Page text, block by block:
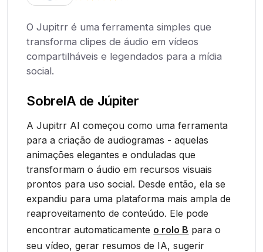
O Jupitrr é uma ferramenta simples que
transforma clipes de áudio em vídeos
compartilháveis e legendados para a mídia
social.
SobreIA de Júpiter
A Jupitrr AI começou como uma ferramenta
para a criação de audiogramas - aquelas
animações elegantes e onduladas que
transformam o áudio em recursos visuais
prontos para uso social. Desde então, ela se
expandiu para uma plataforma mais ampla de
reaproveitamento de conteúdo. Ele pode
encontrar automaticamente o rolo B para o
seu vídeo, gerar resumos de IA, sugerir